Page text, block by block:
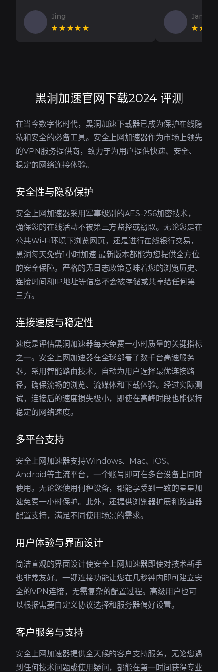
Jing
★★★★★
Jan V
黑洞加速官网下载2024 评测
在当今数字化时代，黑洞加速下载器已成为保护在线隐
私和安全的必备工具。安全上网加速器作为市场上领先
的VPN服务提供商，致力于为用户提供快速、安全、
稳定的网络连接体验。
安全性与隐私保护
安全上网加速器采用军事级别的AES-256加密技术，
确保您的在线活动不被第三方监控或窃取。无论您是在
公共Wi-Fi环境下浏览网页，还是进行在线银行交易，
黑洞每天免费1小时加速 最新版本都能为您提供全方位
的安全保障。严格的无日志政策意味着您的浏览历史、
连接时间和IP地址等信息不会被存储或共享给任何第
三方。
连接速度与稳定性
速度是评估黑洞加速器每天免费一小时质量的关键指标
之一。安全上网加速器在全球部署了数千台高速服务
器，采用智能路由技术，自动为用户选择最优连接路
径，确保流畅的浏览、流媒体和下载体验。经过实际测
试，连接后的速度损失极小，即使在高峰时段也能保持
稳定的网络速度。
多平台支持
安全上网加速器支持Windows、Mac、iOS、
Android等主流平台，一个账号即可在多台设备上同时
使用。无论您使用何种设备，都能享受到一致的星星加
速免费一小时保护。此外，还提供浏览器扩展和路由器
配置支持，满足不同使用场景的需求。
用户体验与界面设计
简洁直观的界面设计使安全上网加速器即使对技术新手
也非常友好。一键连接功能让您在几秒钟内即可建立安
全的VPN连接，无需复杂的配置过程。高级用户也可
以根据需要自定义协议选择和服务器偏好设置。
客户服务与支持
安全上网加速器提供全天候的客户支持服务，无论您遇
到任何技术问题或使用疑问，都能在第一时间获得专业